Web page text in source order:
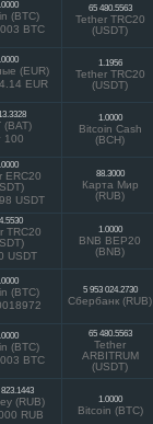
(BTC)
BTC
65 480.5563
Tether TRC20
(USDT)
(EUR)
EUR
1.1956
Tether TRC20
(USDT)
(BAT)
100
1.0000
Bitcoin Cash
(BCH)
ERC20
USDT
88.3000
Карта Мир
(RUB)
TRC20
USDT
1.0000
BNB BEP20
(BNB)
(BTC)
5 953 024.2730
Сбербанк (RUB)
(BTC)
BTC
65 480.5563
Tether
ARBITRUM
(USDT)
(RUB)
RUB
1.0000
Bitcoin (BTC)